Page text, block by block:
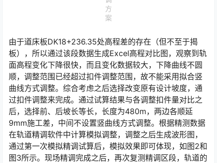
方
案
由于道床板DK18+236.35处高程差的存在（但不至于揭
板），所以通过该段数据生成Excel高程对比图，观察到轨
面高程变化下降很快，而且变化数据较大，下降曲线不圆
顺，调整范围已经超过扣件调整范围，故不能采用拟合竖
曲线方式调整。综合考虑之后选择改变原有设计坡度，通
过扣件调整来完成。通过试算结果与各调整扣件量对比之
后，选择前、后坡长等长，长度为480m，两边各顺延
9mm施工差，中间不设置竖曲线方式调整。根据精测数据
在轨道精调软件中计算模拟调整，调整之后生成波形图，
通过第一次模拟精调试算后，模拟效果即可体现，如图2和
图3所示。现场精调完成之后，再次复测精调区段，轨道的